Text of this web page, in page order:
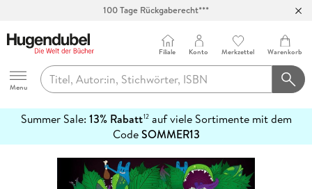
100 Tage Rückgaberecht***
Hugendubel
Menu
Filiale Konto Merkzettel Warenkorb
Summer Sale: 13% Rabatt12auf viele Sortimente mit dem
CodeSOMMER13
erfahren